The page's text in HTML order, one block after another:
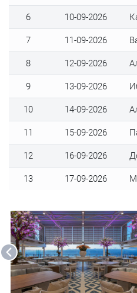
6 10-09-2026
7 11-09-2026
8 12-09-2026
9 13-09-2026
10 14-09-2026
11 15-09-2026
12 16-09-2026
13 17-09-2026